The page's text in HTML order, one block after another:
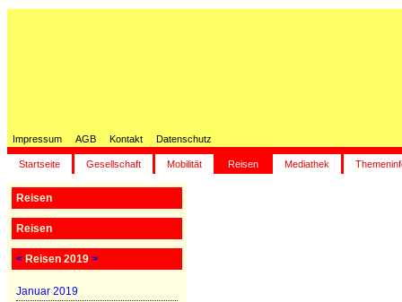
Impressum AGB Kontakt Datenschutz
Startseite Gesellschaft Mobilität Reisen Mediathek
Reisen
Reisen
< Reisen 2019 >
Januar 2019